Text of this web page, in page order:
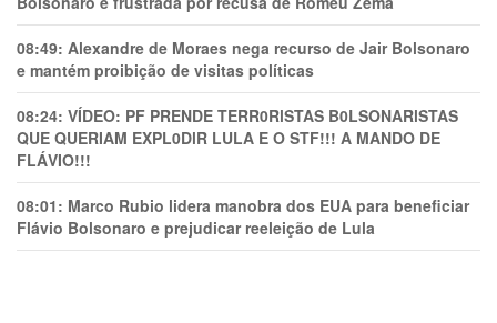
08:49: Alexandre de Moraes nega recurso de Jair Bolsonaro
e mantém proibição de visitas políticas
08:24: VÍDEO: PF PRENDE TERR0RlSTAS B0LSONARlSTAS
QUE QUERIAM EXPL0DlR LULA E O STF!!! A MANDO DE
FLÁVIO!!!
08:01: Marco Rubio lidera manobra dos EUA para beneficiar
Flávio Bolsonaro e prejudicar reeleição de Lula